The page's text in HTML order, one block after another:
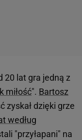
20 lat gra jedną z
miłość". Bartosz
zyskał dzięki grze
według
"przyłapani" na